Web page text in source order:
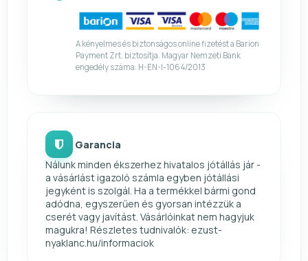
A kényelmes és biztonságos online fizetést a Barion
Payment Zrt. biztosítja. Magyar Nemzeti Bank
engedély száma: H-EN-I-1064/2013
Garancia
Nálunk minden ékszerhez hivatalos jótállás jár -
a vásárlást igazoló számla egyben jótállási
jegyként is szolgál. Ha a termékkel bármi gond
adódna, egyszerűen és gyorsan intézzük a
cserét vagy javítást. Vásárlóinkat nem hagyjuk
magukra! Részletes tudnivalók: ezust-
nyaklanc.hu/informaciok